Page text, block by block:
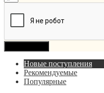
Новые поступления
Рекомендуемые
Популярные